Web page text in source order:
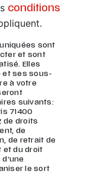
conditions
sont
et sont
Elles
et ses sous-
à votre
suivants:
71400
de droits
de
de retrait de
et du droit
le sort